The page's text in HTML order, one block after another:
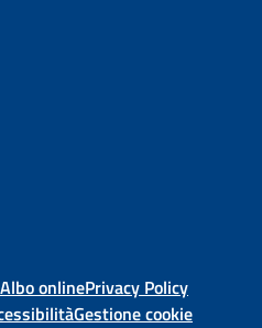
Albo onlinePrivacy Policy
Gestione cookie